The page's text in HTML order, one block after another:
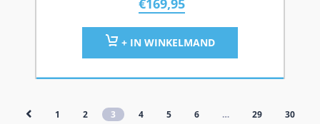
€169,95
+ IN WINKELMAND
1 2 3 4 5 6 … 29 30